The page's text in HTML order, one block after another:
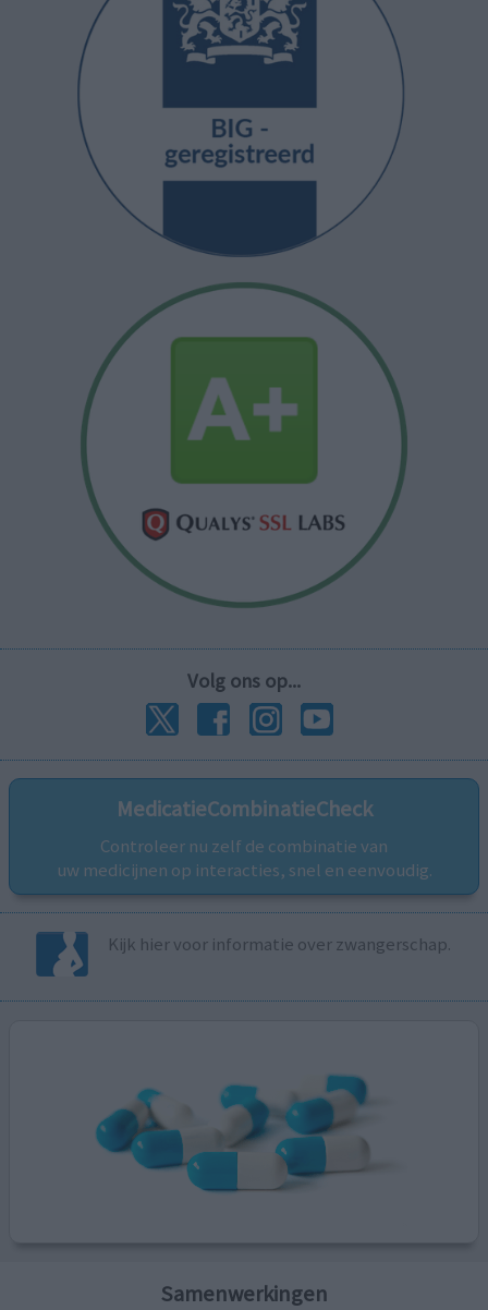
Volg ons op...
MedicatieCombinatieCheck
Controleer nu zelf de combinatie van
uw medicijnen op interacties, snel en eenvoudig.
Kijk hier voor informatie over zwangerschap.
Samenwerkingen